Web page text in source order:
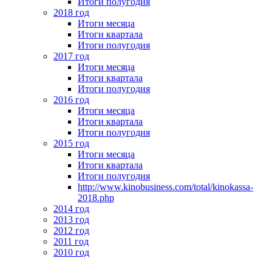
2018 год
Итоги месяца
Итоги квартала
Итоги полугодия
2017 год
Итоги месяца
Итоги квартала
Итоги полугодия
2016 год
Итоги месяца
Итоги квартала
Итоги полугодия
2015 год
Итоги месяца
Итоги квартала
Итоги полугодия
http://www.kinobusiness.com/total/kinokassa-
2018.php
2014 год
2013 год
2012 год
2011 год
2010 год